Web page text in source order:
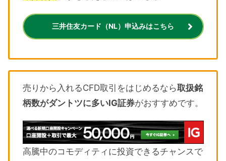
三井住友カード（NL）申込みはこちら
売りから入れるCFD取引をはじめるなら取扱銘
柄数がダントツに多いIG証券がおすすめです。
高騰中のコモディティに投資できるチャンスで